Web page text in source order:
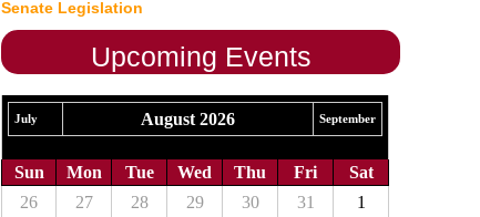
Senate Legislation
Upcoming Events
July August 2026 September
Sun Mon Tue Wed Thu Fri
Sat
26
27 28 29 30 31
1